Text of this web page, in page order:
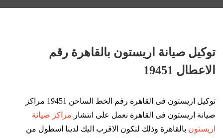
توكيل صيانة اريستون بالقاهرة رقم
الاعطال 19451
توكيل اريستون فى القاهرة رقم الخط الساخن 19451 مراكز
صيانة اريستون فى القاهرة نعمل على انتشار مراكز صيانة
اريستون بالقاهرة وذلك لنكون الاقرب اليك لدينا اسطول من